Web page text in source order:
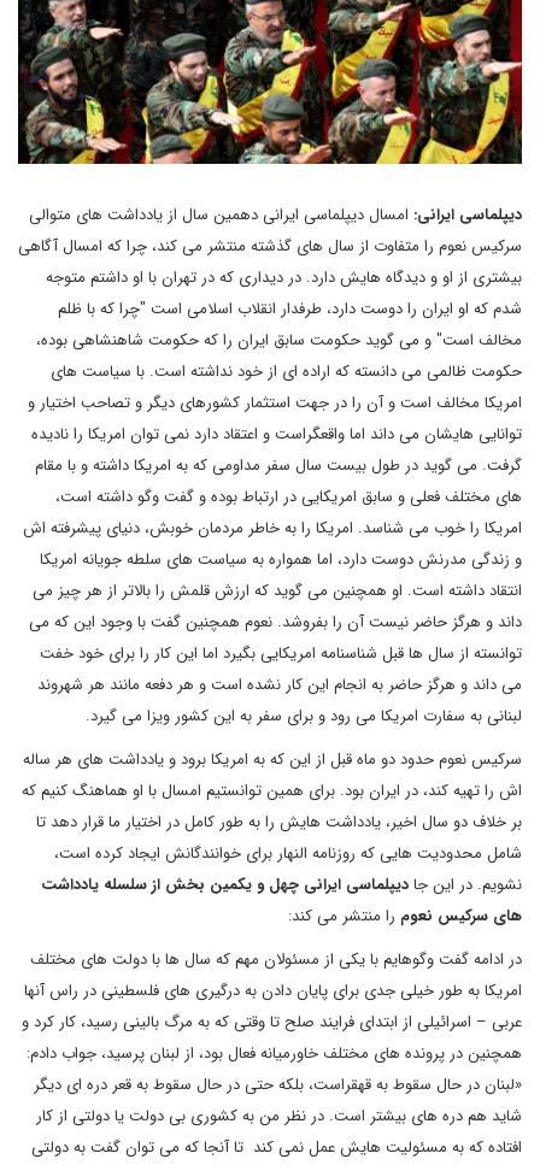
دیپلماسی ایرانی: امسال دیپلماسی ایرانی دهمین سال از یادداشت های متوالی
سرکیس نعوم را متفاوت از سال های گذشته منتشر می کند، چرا که امسال آگاهی
بیشتری از او و دیدگاه هایش دارد. در دیداری که در تهران با او داشتم متوجه
شدم که او ایران را دوست دارد، طرفدار انقلاب اسلامی است "چرا که با ظلم
مخالف است" و می گوید حکومت سابق ایران را که حکومت شاهنشاهی بوده،
حکومت ظالمی می دانسته که اراده ای از خود نداشته است. با سیاست های
امریکا مخالف است و آن را در جهت استثمار کشورهای دیگر و تصاحب اختیار و
توانایی هایشان می داند اما واقعگراست و اعتقاد دارد نمی توان امریکا را نادیده
گرفت. می گوید در طول بیست سال سفر مداومی که به امریکا داشته و با مقام
های مختلف فعلی و سابق امریکایی در ارتباط بوده و گفت وگو داشته است،
امریکا را خوب می شناسد. امریکا را به خاطر مردمان خوبش، دنیای پیشرفته اش
و زندگی مدرنش دوست دارد، اما همواره به سیاست های سلطه جویانه امریکا
انتقاد داشته است. او همچنین می گوید که ارزش قلمش را بالاتر از هر چیز می
داند و هرگز حاضر نیست آن را بفروشد. نعوم همچنین گفت با وجود این که می
توانسته از سال ها قبل شناسنامه امریکایی بگیرد اما این کار را برای خود خفت
می داند و هرگز حاضر به انجام این کار نشده است و هر دفعه مانند هر شهروند
لبنانی به سفارت امریکا می رود و برای سفر به این کشور ویزا می گیرد.
سرکیس نعوم حدود دو ماه قبل از این که به امریکا برود و یادداشت های هر ساله
اش را تهیه کند، در ایران بود. برای همین توانستیم امسال با او هماهنگ کنیم که
بر خلاف دو سال اخیر، یادداشت هایش را به طور کامل در اختیار ما قرار دهد تا
شامل محدودیت هایی که روزنامه النهار برای خوانندگانش ایجاد کرده است،
نشویم. در این جادیپلماسی ایرانی چهل و یکمین بخش از سلسله یادداشت
های سرکیس نعوم را منتشر می کند:
در ادامه گفت وگوهایم با یکی از مسئولان مهم که سال ها با دولت های مختلف
امریکا به طور خیلی جدی برای پایان دادن به درگیری های فلسطینی در راس آنها
عربی – اسرائیلی از ابتدای فرایند صلح تا وقتی که به مرگ بالینی رسید، کار کرد و
همچنین در پرونده های مختلف خاورمیانه فعال بود، از لبنان پرسید، جواب دادم:
«لبنان در حال سقوط به قهقراست، بلکه حتی در حال سقوط به قعر دره ای دیگر
شاید هم دره های بیشتر است. در نظر من به کشوری بی دولت یا دولتی از کار
افتاده که به مسئولیت هایش عمل نمی کند تا آنجا که می توان گفت به دولتی